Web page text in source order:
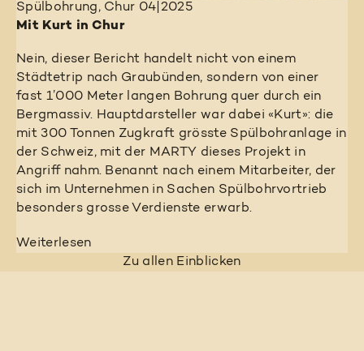
Spülbohrung, Chur 04|2025
Mit Kurt in Chur
Nein, dieser Bericht handelt nicht von einem
Städtetrip nach Graubünden, sondern von einer
fast 1’000 Meter langen Bohrung quer durch ein
Bergmassiv. Hauptdarsteller war dabei «Kurt»: die
mit 300 Tonnen Zugkraft grösste Spülbohranlage in
der Schweiz, mit der MARTY dieses Projekt in
Angriff nahm. Benannt nach einem Mitarbeiter, der
sich im Unternehmen in Sachen Spülbohrvortrieb
besonders grosse Verdienste erwarb.
Weiterlesen
Zu allen Einblicken